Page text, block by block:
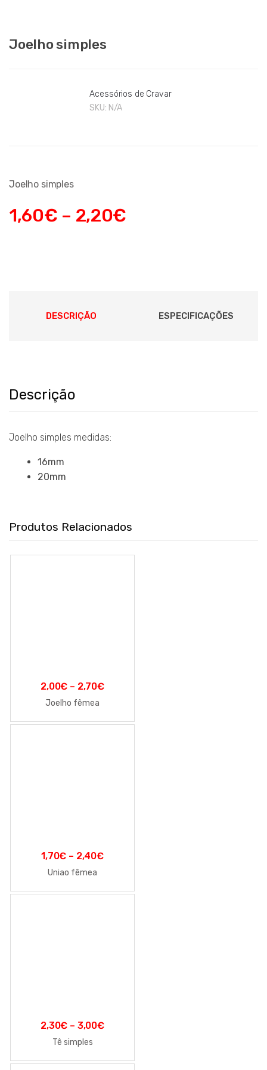
Joelho simples
Acessórios de Cravar
SKU: N/A
Joelho simples
1,60€ – 2,20€
DESCRIÇÃO ESPECIFICAÇÕES
Descrição
Joelho simples medidas:
16mm
20mm
Produtos Relacionados
2,00€ – 2,70€
Joelho fêmea
1,70€ – 2,40€
Uniao fêmea
2,30€ – 3,00€
Tê simples